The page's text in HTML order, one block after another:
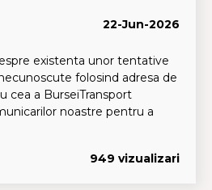
22-Jun-2026
existenta unor tentative
folosind adresa de
cea a BurseiTransport
noastre pentru a
949 vizualizari